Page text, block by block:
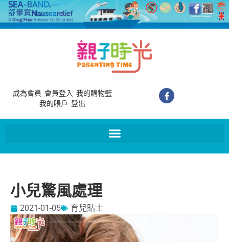
成為會員 會員登入 我的購物籃
我的賬戶 登出
小兒驚風處理
2021-01-05 育兒貼士